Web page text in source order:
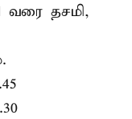
வரை தசமி,